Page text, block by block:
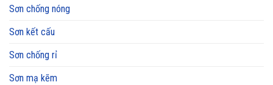
Sơn chống nóng
Sơn kết cấu
Sơn chống rỉ
Sơn mạ kẽm